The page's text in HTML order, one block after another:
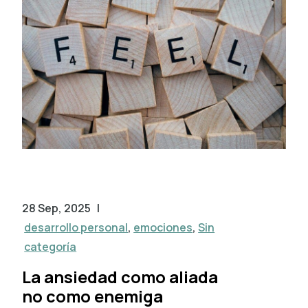
28 Sep, 2025 |
desarrollo personal, emociones,Sin
categoría
La ansiedad como aliada
no como enemiga